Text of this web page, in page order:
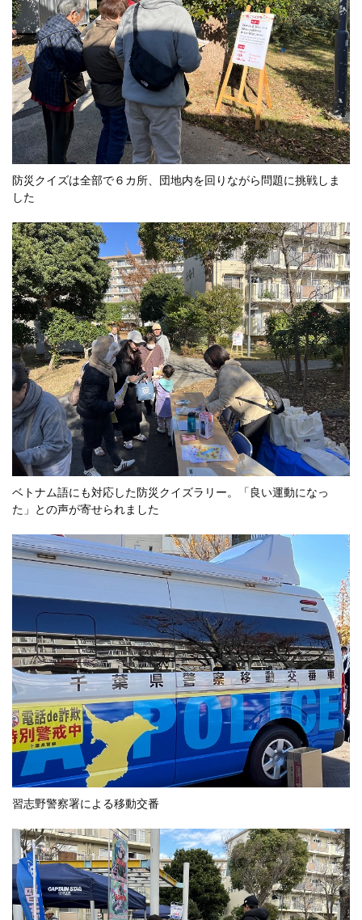
防災クイズは全部で６カ所、団地内を回りながら問題に挑戦しま
した
ベトナム語にも対応した防災クイズラリー。「良い運動になっ
た」との声が寄せられました
習志野警察署による移動交番